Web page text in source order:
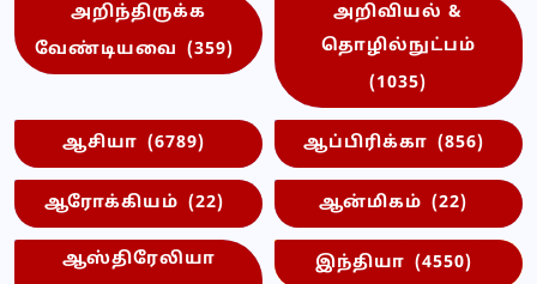
அறிந்திருக்க
வேண்டியவை (359)
அறிவியல் &
தொழில்நுட்பம்
(1035)
ஆசியா (6789) ஆப்பிரிக்கா (856)
ஆரோக்கியம் (22) ஆன்மிகம் (22)
ஆஸ்திரேலியா
இந்தியா (4550)